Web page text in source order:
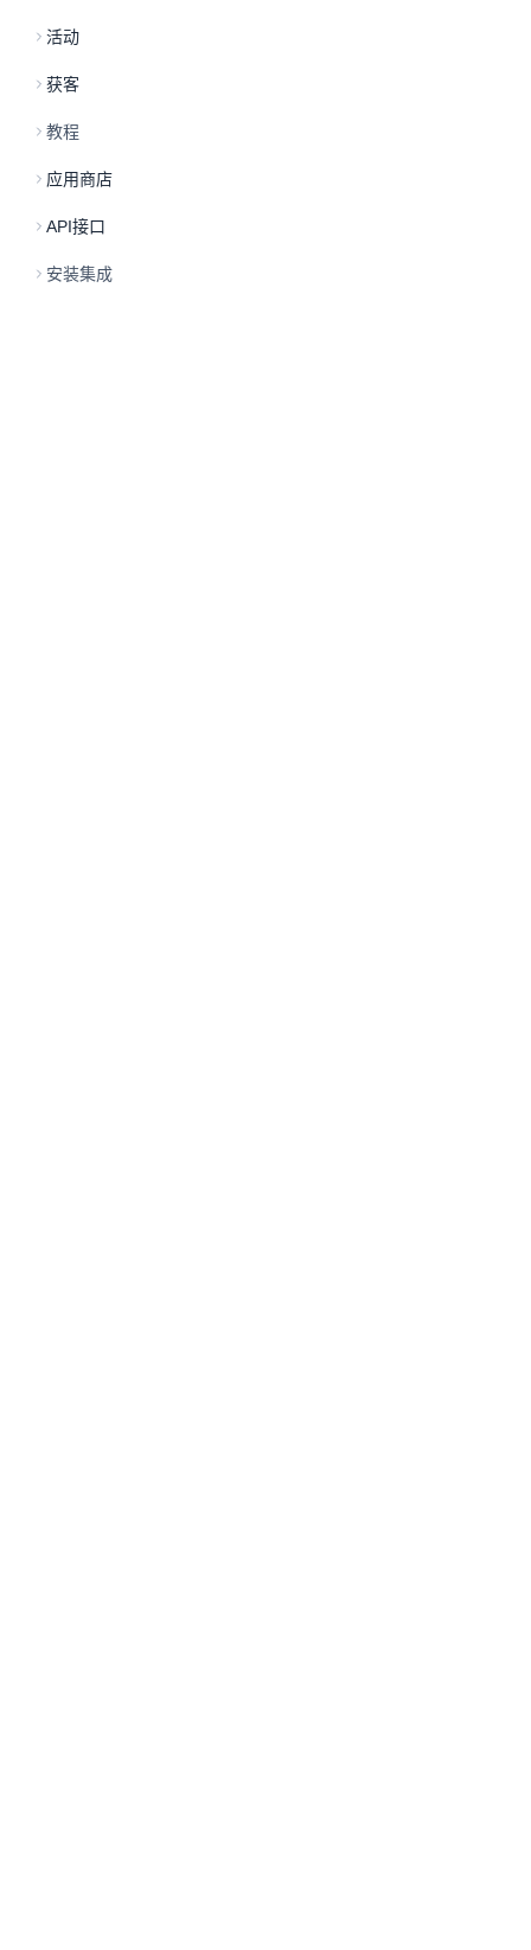
活动
获客
教程
应用商店
API接口
安装集成